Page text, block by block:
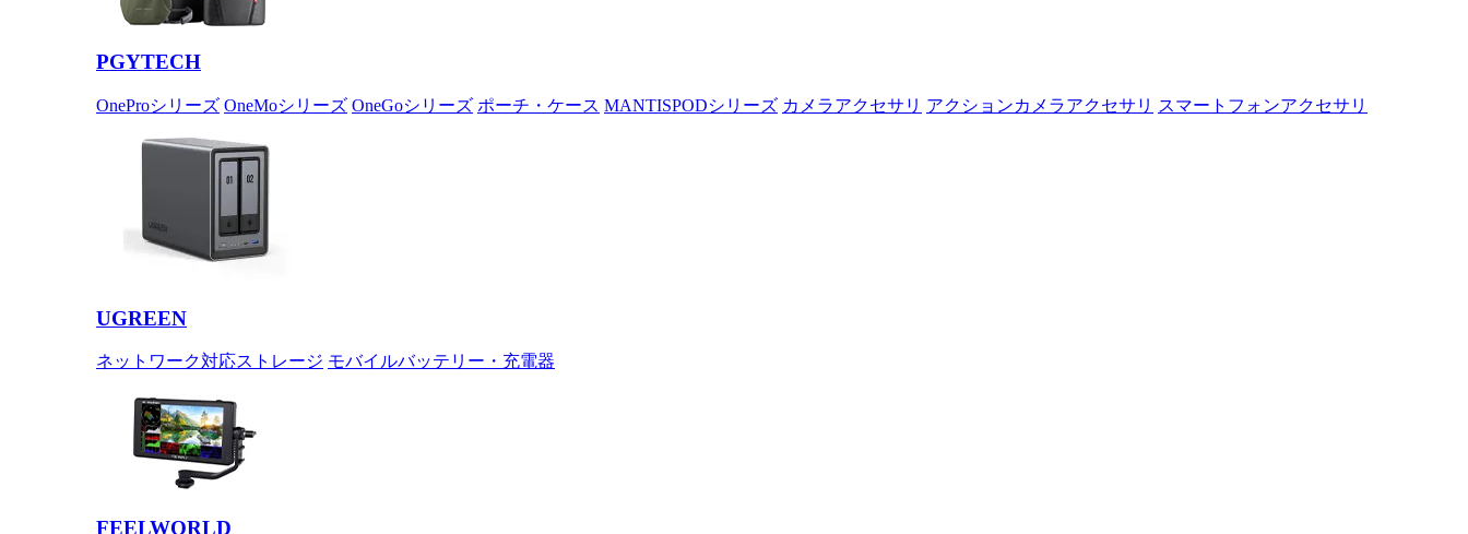
PGYTECH
OneProシリーズ OneMoシリーズ OneGoシリーズ ポーチ・ケース MANTISPODシリーズ カメラアクセサリ アクションカメラアクセサリ スマートフォンアクセサリ
UGREEN
ネットワーク対応ストレージ モバイルバッテリー・充電器
FEELWORLD